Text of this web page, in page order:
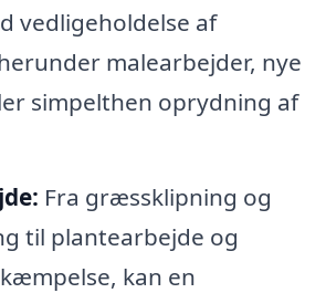
vedligeholdelse af
malearbejder, nye
simpelthen oprydning af
Fra græssklipning og
til plantearbejde og
kan en